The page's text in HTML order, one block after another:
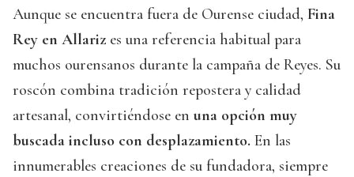
Aunque se encuentra fuera de Ourense ciudad, Fina
Rey en Allariz es una referencia habitual para
muchos ourensanos durante la campaña de Reyes. Su
roscón combina tradición repostera y calidad
artesanal, convirtiéndose en una opción muy
buscada incluso con desplazamiento. En las
innumerables creaciones de su fundadora, siempre